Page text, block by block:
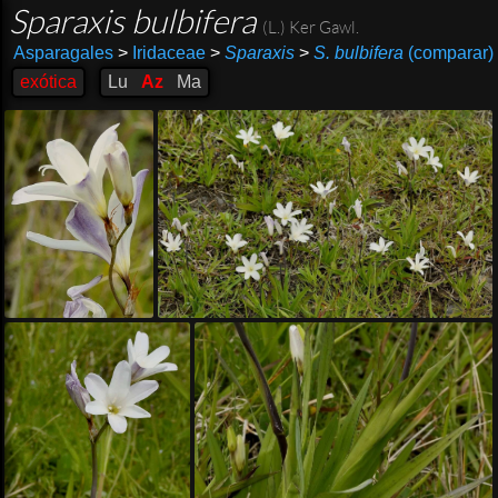
Sparaxis bulbifera (L.) Ker Gawl.
Asparagales >Iridaceae > Sparaxis > S. bulbifera (comparar)
exótica
Lu Az Ma